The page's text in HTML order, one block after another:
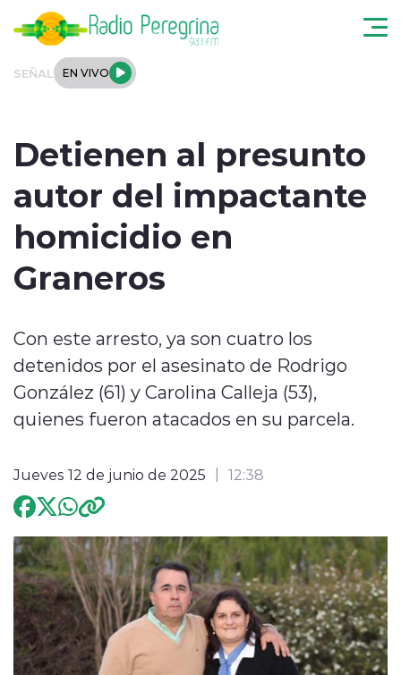
SEÑAL EN VIVO
Tendencias
Deportes
Entrevistas
Programación
modo claro
Detienen al presunto
autor del impactante
homicidio en
Graneros
Con este arresto, ya son cuatro los
detenidos por el asesinato de Rodrigo
González (61) y Carolina Calleja (53),
quienes fueron atacados en su parcela.
Jueves 12 de junio de 2025 12:38